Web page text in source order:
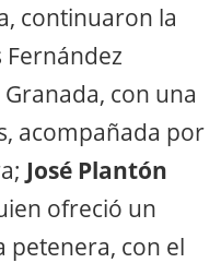
continuaron la
Granada, con una
acompañada por
José Plantón
ofreció un
petenera, con el